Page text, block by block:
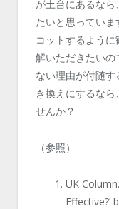
が土台にあるな
たいと思ってい
コットするよう
解いただきたいの
ない理由が付随
き換えにするな
せんか？
（参照）
UK
Effective?’